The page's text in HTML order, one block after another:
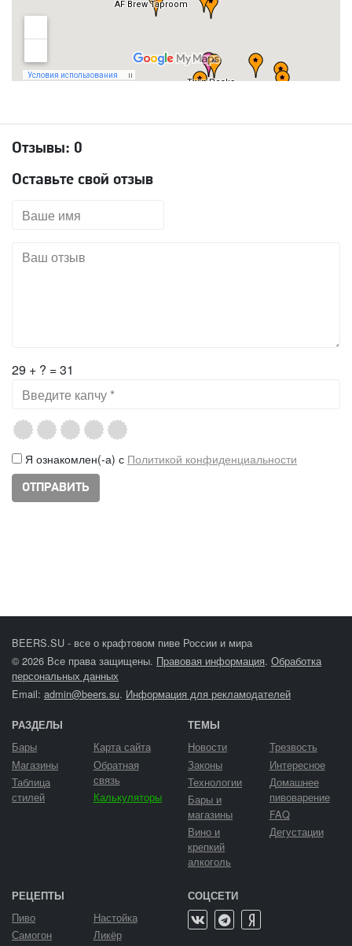
Отзывы: 0
Оставьте свой отзыв
29 + ? = 31
Я ознакомлен(-а) с Политикой конфиденциальности
BEERS.SU - все о крафтовом пиве России и мира
© 2026 Все права защищены. Правовая информация. Обработка
персональных данных
Email: admin@beers.su. Информация для рекламодателей
РАЗДЕЛЫ
Бары
Магазины
Таблица
стилей
Карта сайта
Обратная
связь
Калькуляторы
ТЕМЫ
Новости
Законы
Технологии
Бары и
магазины
Вино и
крепкий
алкоголь
Трезвость
Интересное
Домашнее
пивоварение
FAQ
Дегустации
РЕЦЕПТЫ
Пиво
Самогон
Настойка
Ликёр
СОЦСЕТИ